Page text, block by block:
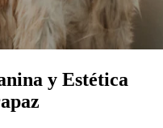
y Estética